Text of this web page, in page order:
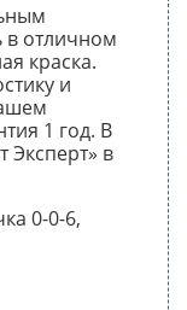
в отличном
краска.
и
1 год. В
Эксперт» в
0-0-6,